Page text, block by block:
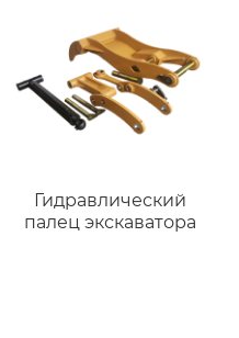
производитель
запасных частей
гусеничного
ограждения
Гидравлический
палец экскаватора